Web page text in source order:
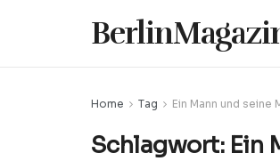
Home Tag Ein Mann und seine
Schlagwort: Ein